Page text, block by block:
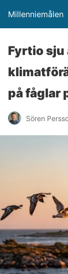
Millenniemålen
Fyrtio sju
på fåglar
Sören